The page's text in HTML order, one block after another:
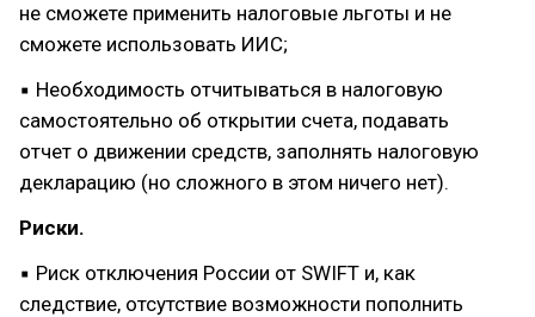
не сможете применить налоговые льготы и не
сможете использовать ИИС;
▪ Необходимость отчитываться в налоговую
самостоятельно об открытии счета, подавать
отчет о движении средств, заполнять налоговую
декларацию (но сложного в этом ничего нет).
Риски.
▪ Риск отключения России от SWIFT и, как
следствие, отсутствие возможности пополнить